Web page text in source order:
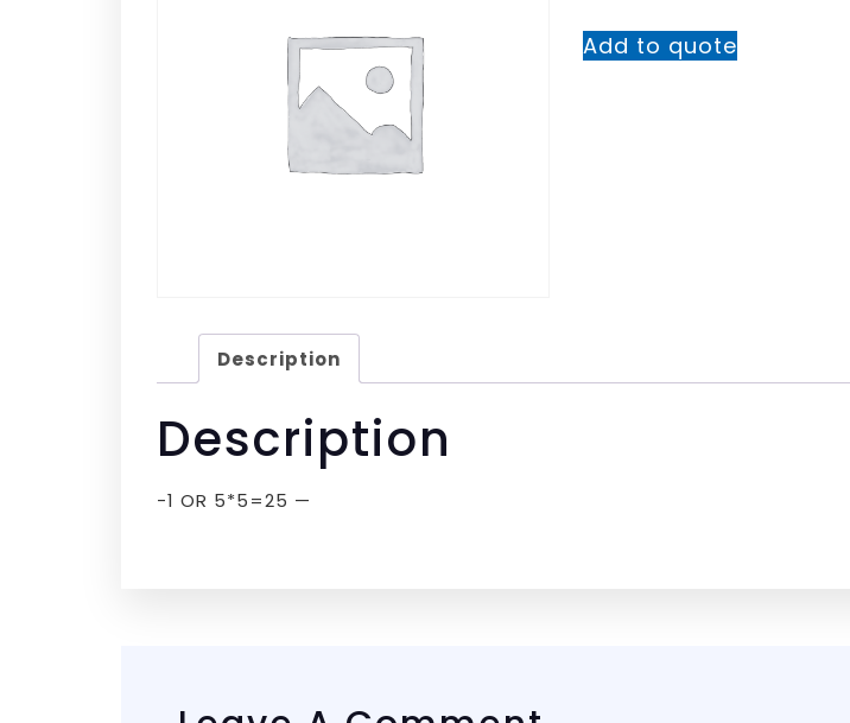
Add to quote
Description
Description
-1 OR 5*5=25 —